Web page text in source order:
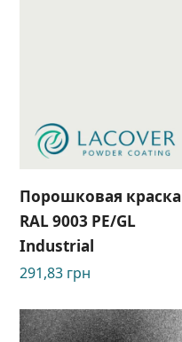
Порошковая краска
RAL 9003 PE/GL
Industrial
291,83 грн